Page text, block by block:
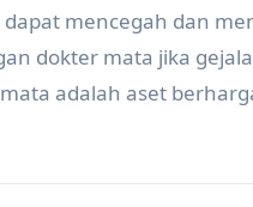
mencegah dan
dokter mata jika
adalah aset